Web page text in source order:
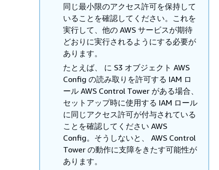
同じ最小限のアクセス許可を保持して
いることを確認してください。これを
実行して、他の AWS サービスが期待
どおりに実行されるようにする必要が
あります。
たとえば、 に S3 オブジェクト AWS
Config の読み取りを許可する IAM ロ
ール AWS Control Tower がある場合、
セットアップ時に使用する IAM ロール
に同じアクセス許可が付与されている
ことを確認してください AWS
Config。そうしないと、 AWS Control
Tower の動作に支障をきたす可能性が
あります。